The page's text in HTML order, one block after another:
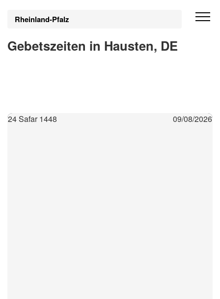
Rheinland-Pfalz
Gebetszeiten in Hausten, DE
24 Safar 1448 09/08/2026